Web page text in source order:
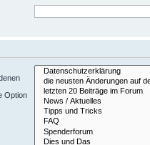
Option